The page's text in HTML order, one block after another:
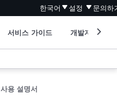
한국어 설정 문의하
서비스 가이드 개발자 도구
사용 설명서